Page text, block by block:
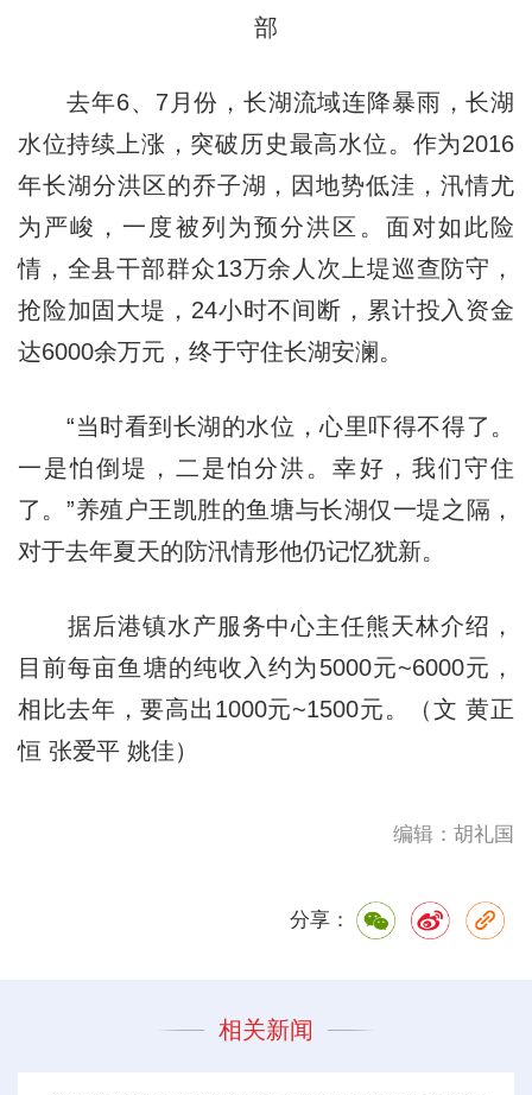
部
去年6、7月份，长湖流域连降暴雨，长湖
水位持续上涨，突破历史最高水位。作为2016
年长湖分洪区的乔子湖，因地势低洼，汛情尤
为严峻，一度被列为预分洪区。面对如此险
情，全县干部群众13万余人次上堤巡查防守，
抢险加固大堤，24小时不间断，累计投入资金
达6000余万元，终于守住长湖安澜。
“当时看到长湖的水位，心里吓得不得了。
一是怕倒堤，二是怕分洪。幸好，我们守住
了。”养殖户王凯胜的鱼塘与长湖仅一堤之隔，
对于去年夏天的防汛情形他仍记忆犹新。
据后港镇水产服务中心主任熊天林介绍，
目前每亩鱼塘的纯收入约为5000元~6000元，
相比去年，要高出1000元~1500元。（文 黄正
恒 张爱平 姚佳）
编辑：胡礼国
分享：
相关新闻